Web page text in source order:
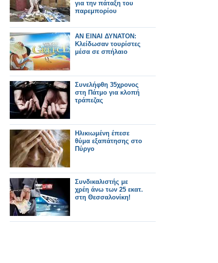
για την πάταξη του
παρεμπορίου
ΑΝ ΕΙΝΑΙ ΔΥΝΑΤΟΝ:
Κλείδωσαν τουρίστες
μέσα σε σπήλαιο
Συνελήφθη 35χρονος
στη Πάτμο για κλοπή
τράπεζας
Ηλικιωμένη έπεσε
θύμα εξαπάτησης στο
Πύργο
Συνδικαλιστής με
χρέη άνω των 25 εκατ.
στη Θεσσαλονίκη!